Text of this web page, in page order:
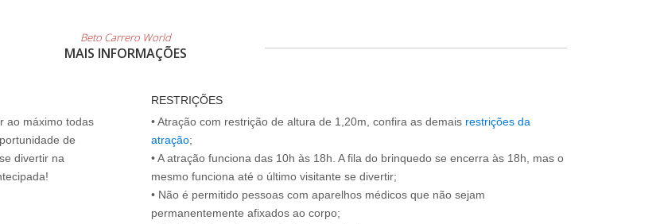
Beto Carrero World
MAIS INFORMAÇÕES
ao máximo todas
de
divertir na
RESTRIÇÕES
• Atração com restrição de altura de 1,20m, confira as demais restrições da
atração;
• A atração funciona das 10h às 18h. A fila do brinquedo se encerra às 18h, mas o
mesmo funciona até o último visitante se divertir;
• Não é permitido pessoas com aparelhos médicos que não sejam
permanentemente afixados ao corpo;